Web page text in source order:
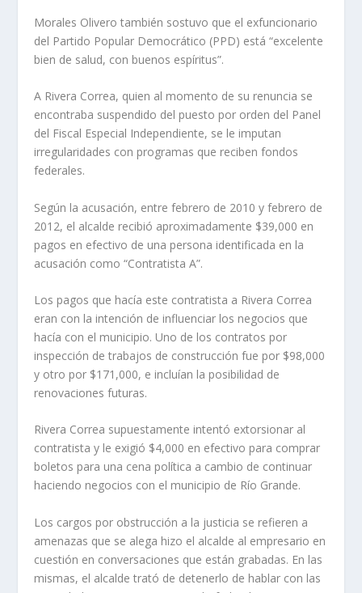
Morales Olivero también sostuvo que el exfuncionario
del Partido Popular Democrático (PPD) está “excelente
bien de salud, con buenos espíritus”.
A Rivera Correa, quien al momento de su renuncia se
encontraba suspendido del puesto por orden del Panel
del Fiscal Especial Independiente, se le imputan
irregularidades con programas que reciben fondos
federales.
Según la acusación, entre febrero de 2010 y febrero de
2012, el alcalde recibió aproximadamente $39,000 en
pagos en efectivo de una persona identificada en la
acusación como “Contratista A”.
Los pagos que hacía este contratista a Rivera Correa
eran con la intención de influenciar los negocios que
hacía con el municipio. Uno de los contratos por
inspección de trabajos de construcción fue por $98,000
y otro por $171,000, e incluían la posibilidad de
renovaciones futuras.
Rivera Correa supuestamente intentó extorsionar al
contratista y le exigió $4,000 en efectivo para comprar
boletos para una cena política a cambio de continuar
haciendo negocios con el municipio de Río Grande.
Los cargos por obstrucción a la justicia se refieren a
amenazas que se alega hizo el alcalde al empresario en
cuestión en conversaciones que están grabadas. En las
mismas, el alcalde trató de detenerlo de hablar con las